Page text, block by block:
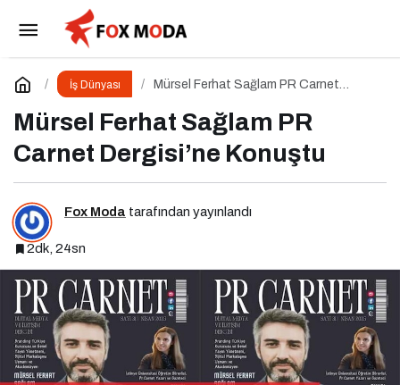
İş Dünyası
Mürsel Ferhat Sağlam PR Carnet
Mürsel Ferhat Sağlam PR
Carnet Dergisi’ne Konuştu
Fox Moda tarafından yayınlandı
2dk, 24sn
Yapay Zeka Dijital Pazarlamayı Nasıl
Şekillendiriyor?
Yorum Yap